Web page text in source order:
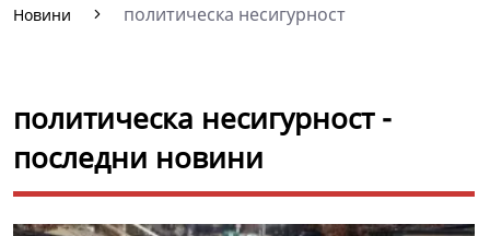
Новини политическа несигурност
политическа несигурност -
последни новини